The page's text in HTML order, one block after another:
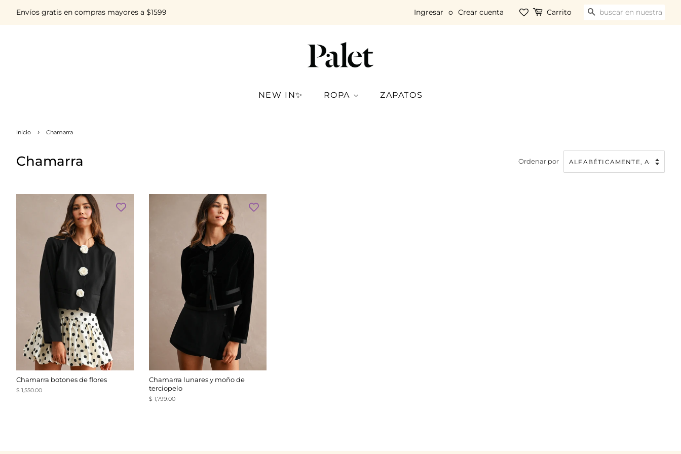
Envíos gratis en compras mayores a $1599 Ingresar o Crear cuenta Carrito BUSCAR
NEW IN✨ ROPA ZAPATOS
Inicio › Chamarra
Chamarra Ordenar por
Chamarra botones de flores
Precio
$ 1,550.00
Chamarra lunares y moño de
terciopelo
Precio
$ 1,799.00